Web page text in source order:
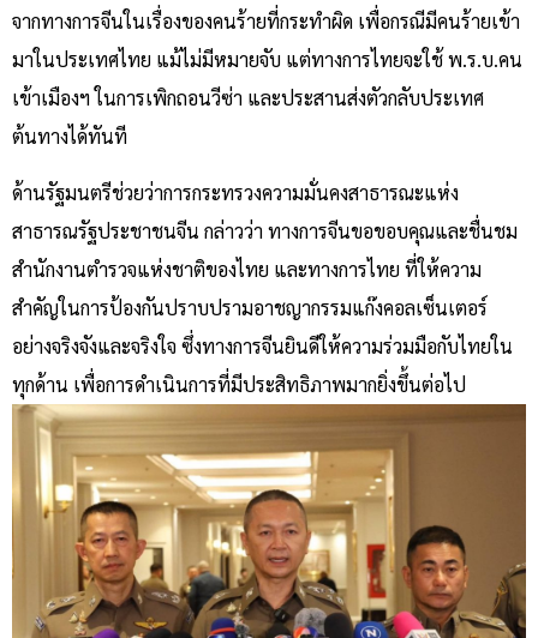
จากทางการจีนในเรื่องของคนร้ายที่กระทำผิด เพื่อกรณีมีคนร้ายเข้า
มาในประเทศไทย แม้ไม่มีหมายจับ แต่ทางการไทยจะใช้ พ.ร.บ.คน
เข้าเมืองฯ ในการเพิกถอนวีซ่า และประสานส่งตัวกลับประเทศ
ต้นทางได้ทันที
ด้านรัฐมนตรีช่วยว่าการกระทรวงความมั่นคงสาธารณะแห่ง
สาธารณรัฐประชาชนจีน กล่าวว่า ทางการจีนขอขอบคุณและชื่นชม
สำนักงานตำรวจแห่งชาติของไทย และทางการไทย ที่ให้ความ
สำคัญในการป้องกันปราบปรามอาชญากรรมแก๊งคอลเซ็นเตอร์
อย่างจริงจังและจริงใจ ซึ่งทางการจีนยินดีให้ความร่วมมือกับไทยใน
ทุกด้าน เพื่อการดำเนินการที่มีประสิทธิภาพมากยิ่งขึ้นต่อไป